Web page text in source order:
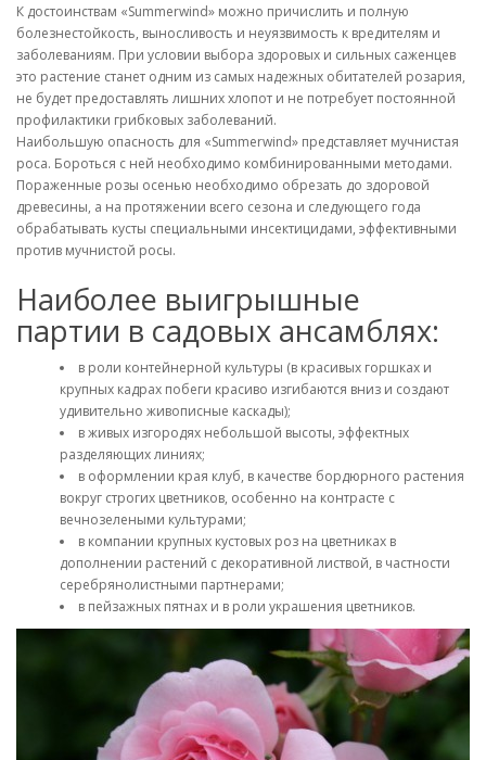
К достоинствам «Summerwind» можно причислить и полную
болезнестойкость, выносливость и неуязвимость к вредителям и
заболеваниям. При условии выбора здоровых и сильных саженцев
это растение станет одним из самых надежных обитателей розария,
не будет предоставлять лишних хлопот и не потребует постоянной
профилактики грибковых заболеваний.
Наибольшую опасность для «Summerwind» представляет мучнистая
роса. Бороться с ней необходимо комбинированными методами.
Пораженные розы осенью необходимо обрезать до здоровой
древесины, а на протяжении всего сезона и следующего года
обрабатывать кусты специальными инсектицидами, эффективными
против мучнистой росы.
Наиболее выигрышные
партии в садовых ансамблях:
в роли контейнерной культуры (в красивых горшках и
крупных кадрах побеги красиво изгибаются вниз и создают
удивительно живописные каскады);
в живых изгородях небольшой высоты, эффектных
разделяющих линиях;
в оформлении края клуб, в качестве бордюрного растения
вокруг строгих цветников, особенно на контрасте с
вечнозелеными культурами;
в компании крупных кустовых роз на цветниках в
дополнении растений с декоративной листвой, в частности
серебрянолистными партнерами;
в пейзажных пятнах и в роли украшения цветников.